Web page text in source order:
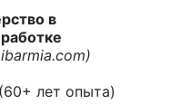
в
)
лет опыта)